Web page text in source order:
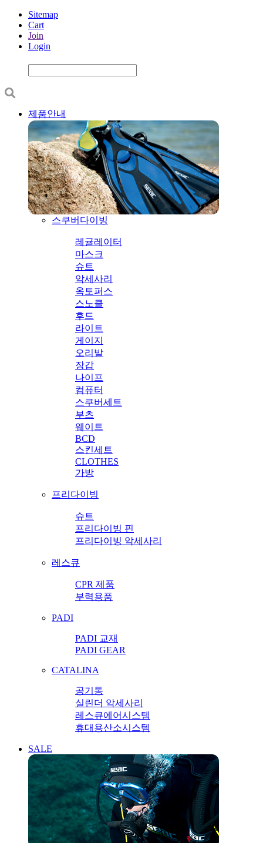
Sitemap
Cart
Join
Login
제품안내
스쿠버다이빙
레귤레이터
마스크
슈트
악세사리
옥토퍼스
스노클
후드
라이트
게이지
오리발
장갑
나이프
컴퓨터
스쿠버세트
부츠
웨이트
BCD
스킨세트
CLOTHES
가방
프리다이빙
슈트
프리다이빙 핀
프리다이빙 악세사리
레스큐
CPR 제품
부력용품
PADI
PADI 교재
PADI GEAR
CATALINA
공기통
실린더 악세사리
레스큐에어시스템
휴대용산소시스템
SALE